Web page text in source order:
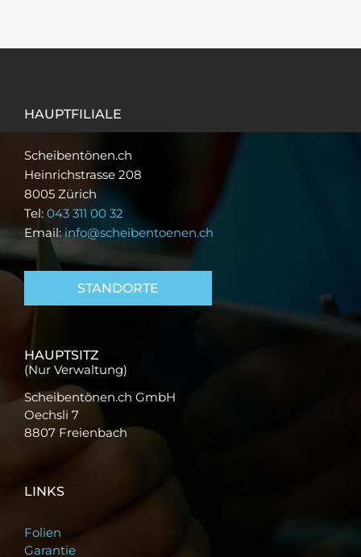
HAUPTFILIALE
Scheibentönen.ch
Heinrichstrasse 208
8005 Zürich
Tel: 043 311 00 32
Email:info@scheibentoenen.ch
STANDORTE
HAUPTSITZ
(Nur Verwaltung)
Scheibentönen.ch GmbH
Oechsli 7
8807 Freienbach
LINKS
Folien
Garantie